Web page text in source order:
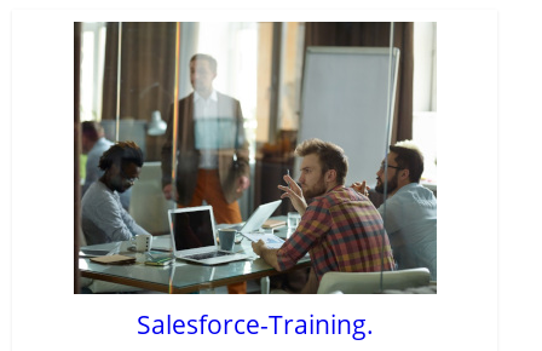
Salesforce-Training.